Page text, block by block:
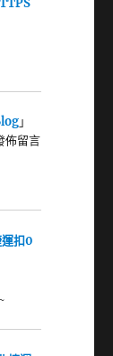
」
佈留言
扣0